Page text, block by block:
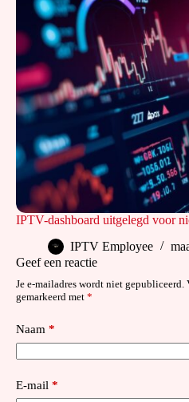
IPTV-dashboard uitgelegd voor
IPTV Employee
Geef een reactie
Je e-mailadres wordt niet gepubliceerd.
gemarkeerd met *
Naam *
E-mail *